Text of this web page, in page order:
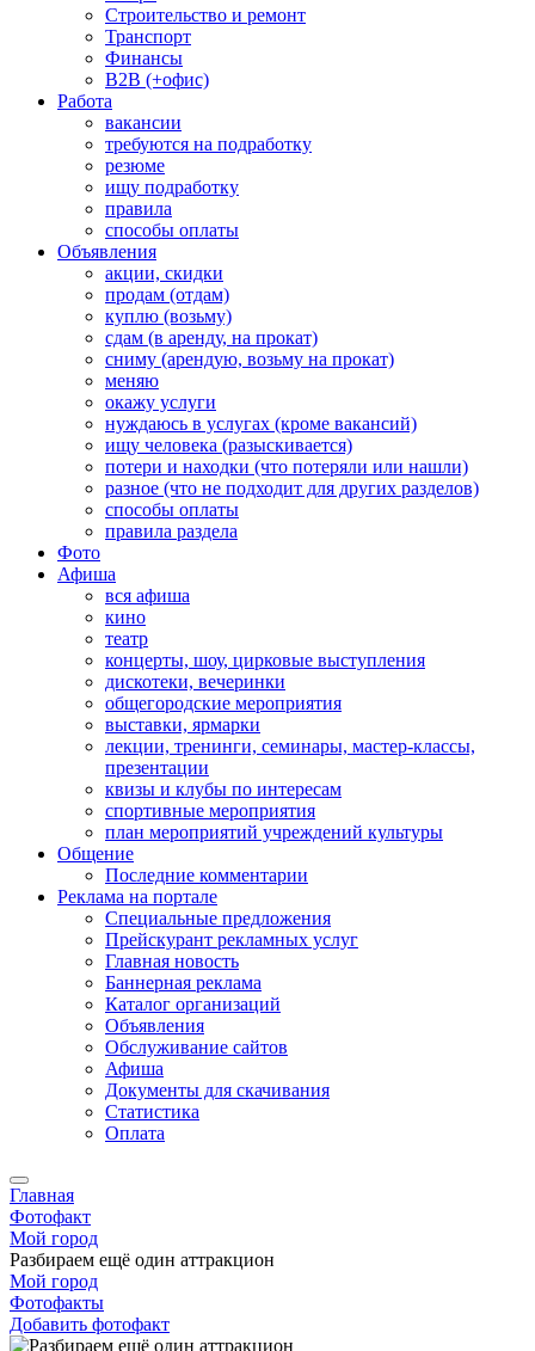
Строительство и ремонт
Транспорт
Финансы
B2B (+офис)
Работа
вакансии
требуются на подработку
резюме
ищу подработку
правила
способы оплаты
Объявления
акции, скидки
продам (отдам)
куплю (возьму)
сдам (в аренду, на прокат)
сниму (арендую, возьму на прокат)
меняю
окажу услуги
нуждаюсь в услугах (кроме вакансий)
ищу человека (разыскивается)
потери и находки (что потеряли или нашли)
разное (что не подходит для других разделов)
способы оплаты
правила раздела
Фото
Афиша
вся афиша
кино
театр
концерты, шоу, цирковые выступления
дискотеки, вечеринки
общегородские мероприятия
выставки, ярмарки
лекции, тренинги, семинары, мастер-классы,
презентации
квизы и клубы по интересам
спортивные мероприятия
план мероприятий учреждений культуры
Общение
Последние комментарии
Реклама на портале
Специальные предложения
Прейскурант рекламных услуг
Главная новость
Баннерная реклама
Каталог организаций
Объявления
Обслуживание сайтов
Афиша
Документы для скачивания
Статистика
Оплата
Главная
Фотофакт
Мой город
Разбираем ещё один аттракцион
Мой город
Фотофакты
Добавить фотофакт